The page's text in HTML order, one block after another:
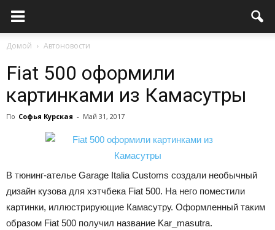
Домой Автоновости
Fiat 500 оформили
картинками из Камасутры
По Софья Курская - Май 31, 2017
В тюнинг-ателье Garage Italia Customs создали необычный
дизайн кузова для хэтчбека Fiat 500. На него поместили
картинки, иллюстрирующие Камасутру. Оформленный таким
образом Fiat 500 получил название Kar_masutra.